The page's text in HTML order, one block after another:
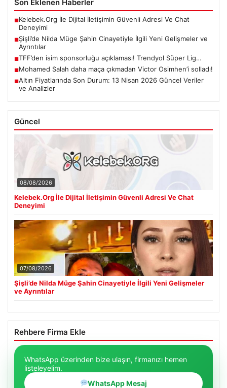
Son Eklenen Haberler
■Kelebek.Org İle Dijital İletişimin Güvenli Adresi Ve Chat
Deneyimi
■Şişli’de Nilda Müge Şahin Cinayetiyle İlgili Yeni Gelişmeler ve
Ayrıntılar
■TFF’den isim sponsorluğu açıklaması! Trendyol Süper Lig…
■Mohamed Salah daha maça çıkmadan Victor Osimhen’i solladı!
■Altın Fiyatlarında Son Durum: 13 Nisan 2026 Güncel Veriler
ve Analizler
Güncel
08/08/2026
Kelebek.Org İle Dijital İletişimin Güvenli Adresi Ve Chat
Deneyimi
07/08/2026
Şişli’de Nilda Müge Şahin Cinayetiyle İlgili Yeni Gelişmeler
ve Ayrıntılar
Rehbere Firma Ekle
WhatsApp üzerinden bize ulaşın, firmanızı hemen
listeleyelim.
WhatsApp Mesaj